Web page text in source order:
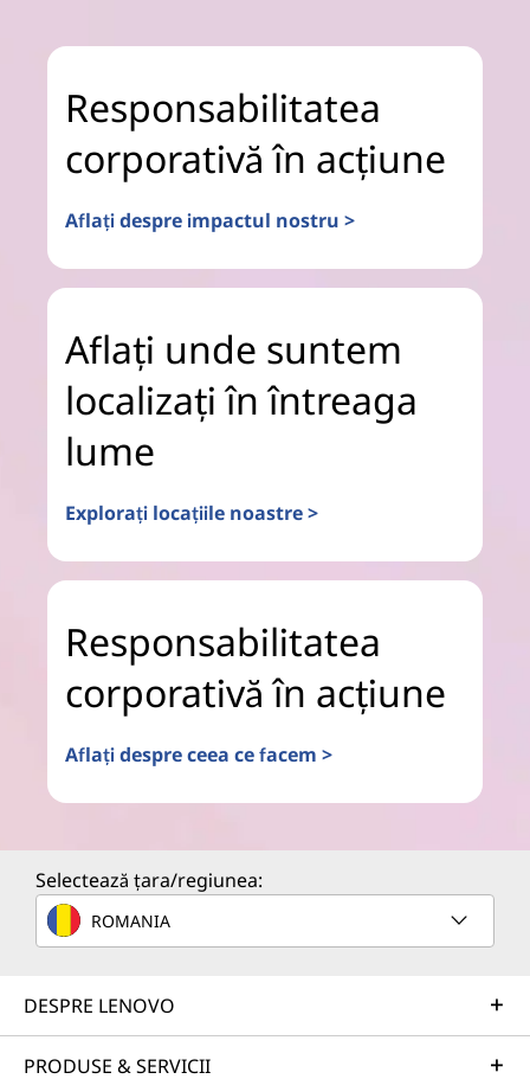
Responsabilitatea
corporativă în acțiune
Aflați despre impactul nostru >
Aflați unde suntem
localizați în întreaga
lume
Explorați locațiile noastre >
Responsabilitatea
corporativă în acțiune
Aflați despre ceea ce facem >
Selectează țara/regiunea:
ROMANIA
DESPRE LENOVO
PRODUSE & SERVICII